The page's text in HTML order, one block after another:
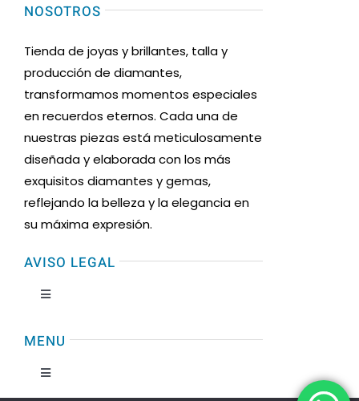
NOSOTROS
Tienda de joyas y brillantes, talla y
producción de diamantes,
transformamos momentos especiales
en recuerdos eternos. Cada una de
nuestras piezas está meticulosamente
diseñada y elaborada con los más
exquisitos diamantes y gemas,
reflejando la belleza y la elegancia en
su máxima expresión.
AVISO LEGAL
Toggle
Condiciones de uso
MENU
Toggle
Navigation